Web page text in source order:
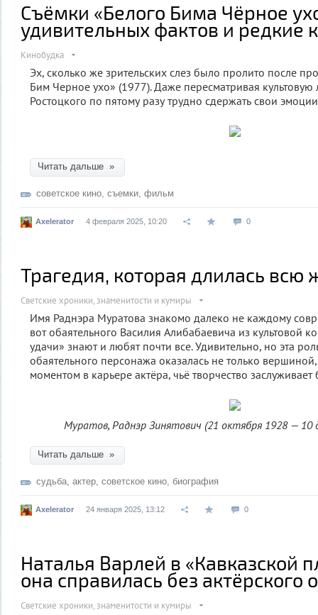
Съёмки «Белого Бима Чёрное
удивительных фактов и редкие
Кинобудка
Эх, сколько же зрительских слез было пролито после
Бим Черное ухо» (1977). Даже пересматривая культовую
Ростоцкого по пятому разу трудно сдержать свои
Читать дальше »
советское кино, съемки, фильм
Axelerator 4 февраля 2025, 10:20 0
Трагедия, которая длилась
Светские хроники, знаменитости и кумиры
Имя Раднэра Муратова знакомо далеко не каждому
вот обаятельного Василия Алибабаевича из культовой
удачи» знают и любят почти все. Удивительно, но эта
обаятельного персонажа оказалась не только
моментом в карьере актёра, чьё творчество
Муратов, Раднэр Зинятович (21 октября 1928 — 10
Читать дальше »
судьба, актер, советское кино, биография
Axelerator 24 января 2025, 13:12 0
Наталья Варлей в «Кавказской
она справилась без актёрского
Светские хроники, знаменитости и кумиры